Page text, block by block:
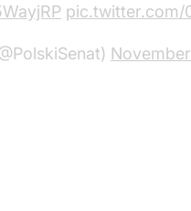
pic.twitter.com/